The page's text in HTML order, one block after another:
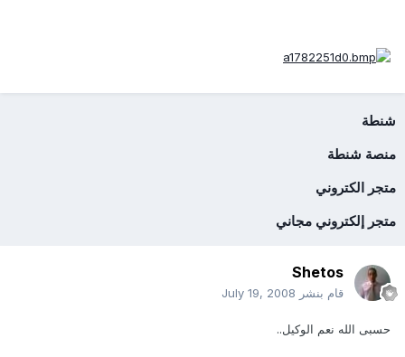
شنطة
منصة شنطة
متجر الكتروني
متجر إلكتروني مجاني
Shetos
قام بنشر July 19, 2008
حسبى الله نعم الوكيل..